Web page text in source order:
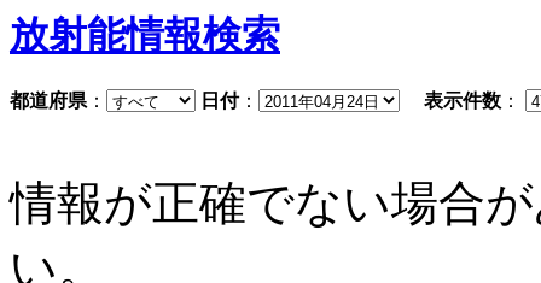
放射能情報検索
都道府県： 日付： 表示件数 ：
情報が正確でない場合
い。